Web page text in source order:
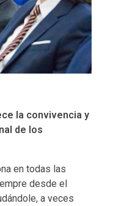
la convivencia y
de los
en todas las
desde el
a veces